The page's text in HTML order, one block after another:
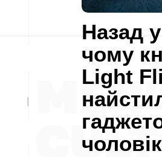
Назад
чому
Light